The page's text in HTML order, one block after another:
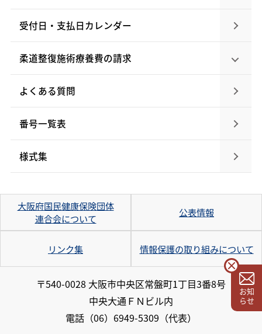
受付日・支払日カレンダー
柔道整復施術療養費の請求
よくある質問
番号一覧表
様式集
お知
らせ
大阪府国民健康保険団体
連合会について
公表情報
リンク集 情報保護の取り組みについて
〒540-0028 大阪市中央区常盤町1丁目3番8号
中央大通ＦＮビル内
電話 （06）6949-5309（代表）